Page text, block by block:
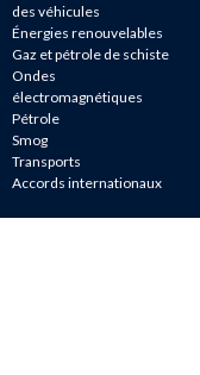
des véhicules
Énergies renouvelables
Gaz et pétrole de schiste
Ondes
électromagnétiques
Pétrole
Smog
Transports
Accords internationaux